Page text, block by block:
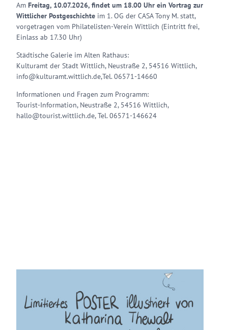
Am Freitag, 10.07.2026, findet um 18.00 Uhr ein Vortrag zur
Wittlicher Postgeschichte im 1. OG der CASA Tony M. statt,
vorgetragen vom Philatelisten-Verein Wittlich (Eintritt frei,
Einlass ab 17.30 Uhr)
Städtische Galerie im Alten Rathaus:
Kulturamt der Stadt Wittlich, Neustraße 2, 54516 Wittlich,
info@kulturamt.wittlich.de,Tel. 06571-14660
Informationen und Fragen zum Programm:
Tourist-Information, Neustraße 2, 54516 Wittlich,
hallo@tourist.wittlich.de, Tel. 06571-146624